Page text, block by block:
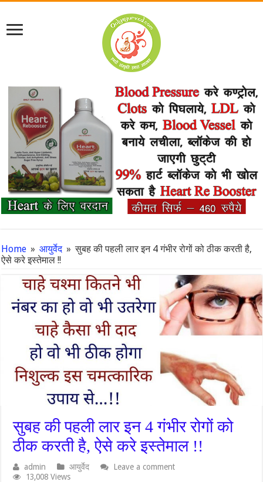
Home » आयुर्वेद » सुबह की पहली लार इन 4 गंभीर रोगों को ठीक करती है,
ऐसे करे इस्तेमाल !!
सुबह की पहली लार इन 4 गंभीर रोगों को
ठीक करती है, ऐसे करे इस्तेमाल !!
admin आयुर्वेद
Leave a comment
13,008 Views